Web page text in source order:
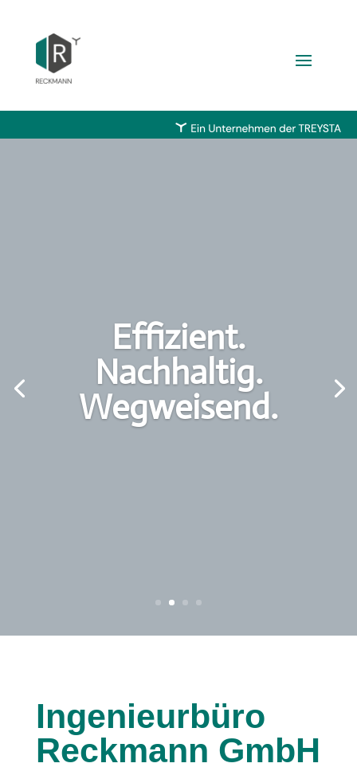
Effizient.
Nachhaltig.
Wegweisend.
Ingenieurbüro
Reckmann GmbH